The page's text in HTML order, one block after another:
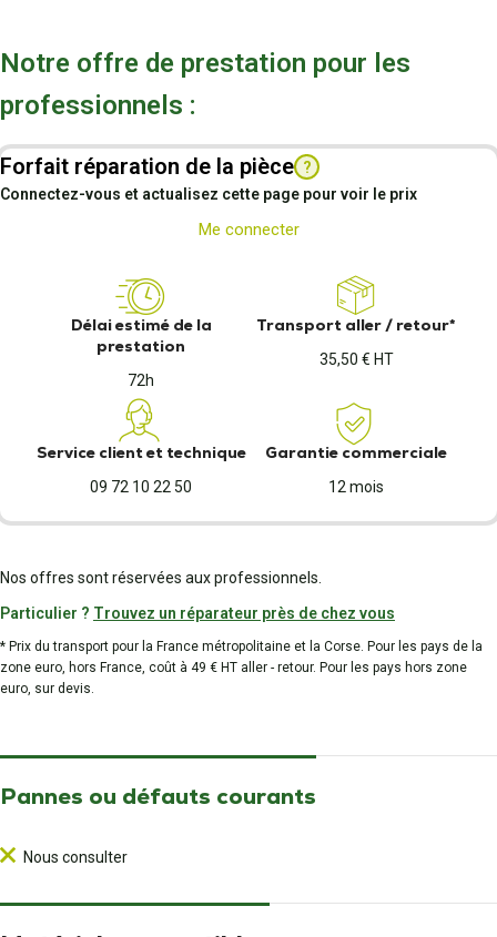
Notre offre de prestation pour les
professionnels :
Forfait réparation de la pièce ?
Connectez-vous et actualisez cette page pour voir le prix
Me connecter
Délai estimé de la
prestation
72h
Transport aller / retour*
35,50 € HT
Service client et technique
09 72 10 22 50
Garantie commerciale
12 mois
Nos offres sont réservées aux professionnels.
Particulier ? Trouvez un réparateur près de chez vous
* Prix du transport pour la France métropolitaine et la Corse. Pour les pays de la
zone euro, hors France, coût à 49 € HT aller - retour. Pour les pays hors zone
euro, sur devis.
Pannes ou défauts courants
Nous consulter